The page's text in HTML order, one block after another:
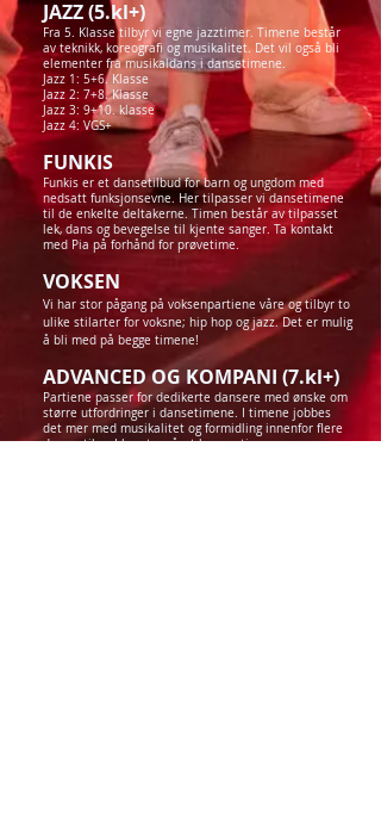
JAZZ (5.kl+)
Fra 5. Klasse tilbyr vi egne jazztimer. Timene består
av teknikk, koreografi og musikalitet. Det vil også bli
elementer fra musikaldans i dansetimene.
Jazz 1: 5+6. Klasse
Jazz 2: 7+8. Klasse
Jazz 3: 9+10. klasse
Jazz 4: VGS+
FUNKIS
Funkis er et dansetilbud for barn og ungdom med
nedsatt funksjonsevne. Her tilpasser vi dansetimene
til de enkelte deltakerne. Timen består av tilpasset
lek, dans og bevegelse til kjente sanger. Ta kontakt
med Pia på forhånd for prøvetime.
VOKSEN
Vi har stor pågang på voksenpartiene våre og tilbyr to
ulike stilarter for voksne; hip hop og jazz. Det er mulig
å bli med på begge timene!
ADVANCED OG KOMPANI (7.kl+)
Partiene passer for dedikerte dansere med ønske om
større utfordringer i dansetimene. I timene jobbes
det mer med musikalitet og formidling innenfor flere
dansestiler. I løpet av året har partiene egne